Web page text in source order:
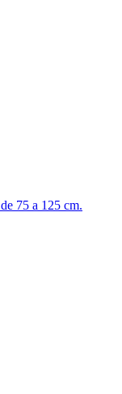
75 a 125 cm.